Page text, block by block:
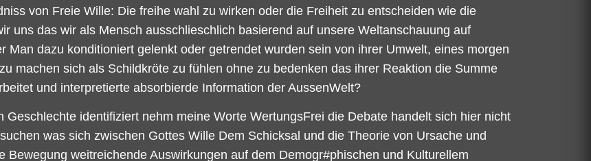
von Freie Wille: Die freihe wahl zu wirken oder die Freiheit zu entscheiden wie die
uns das wir als Mensch ausschlieschlich basierend auf unsere Weltanschauung auf
Man dazu konditioniert gelenkt oder getrendet wurden sein von ihrer Umwelt, eines morgen
machen sich als Schildkröte zu fühlen ohne zu bedenken das ihrer Reaktion die Summe
und interpretierte absorbierde Information der AussenWelt?
identifiziert nehm meine Worte WertungsFrei die Debate handelt sich hier nicht
was sich zwischen Gottes Wille Dem Schicksal und die Theorie von Ursache und
weitreichende Auswirkungen auf dem Demogr#phischen und Kulturellem